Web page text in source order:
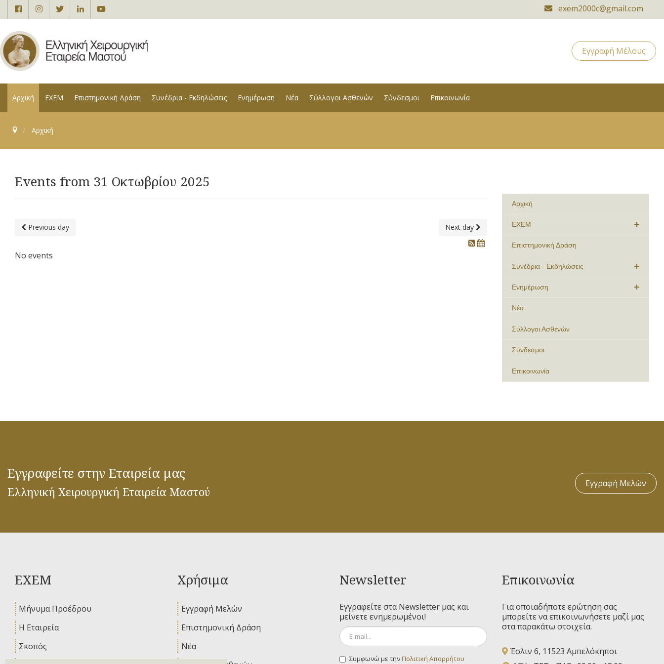
exem2000c@gmail.com
Εγγραφή Μέλους
Αρχική ΕΧΕΜ Επιστημονική Δράση Συνέδρια - Εκδηλώσεις Ενημέρωση Νέα Σύλλογοι Ασθενών Σύνδεσμοι Επικοινωνία
Αρχική
Events from 31 Οκτωβρίου 2025
Previous day Next day
No events
Αρχική
ΕΧΕΜ
Επιστημονική Δράση
Συνέδρια - Εκδηλώσεις
Ενημέρωση
Νέα
Σύλλογοι Ασθενών
Σύνδεσμοι
Επικοινωνία
Εγγραφείτε στην Εταιρεία μας
Ελληνική Χειρουργική Εταιρεία Μαστού
Εγγραφή Μελών
ΕΧΕΜ
Μήνυμα Προέδρου
Η Εταιρεία
Σκοπός
Χρήσιμα
Εγγραφή Μελών
Επιστημονική Δράση
Νέα
Newsletter
Εγγραφείτε στα Newsletter μας και
μείνετε ενημερωμένοι!
Συμφωνώ με τηνΠολιτική Απορρήτου
Επικοινωνία
Για οποιαδήποτε ερώτηση σας
μπορείτε να επικοινωνήσετε μαζί μας
στα παρακάτω στοιχεία.
Έσλιν 6, 11523 Αμπελόκηποι